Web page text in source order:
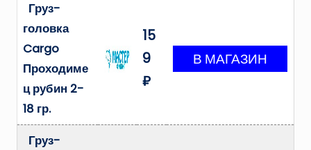
Груз-
головка
Cargo
Проходиме
ц рубин 2-
18 гр.
15
9
₽
Груз-